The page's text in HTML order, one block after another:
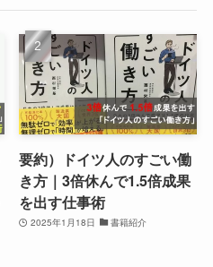
要約）ドイツ人のすごい働
き方｜3倍休んで1.5倍成果
を出す仕事術
2025年1月18日 書籍紹介